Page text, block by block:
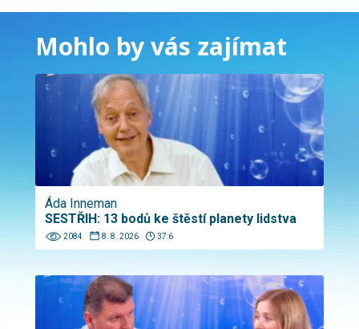
Mohlo by vás zajímat
Áda Inneman
SESTŘIH: 13 bodů ke štěstí planety lidstva
2084 8. 8. 2026 37:6